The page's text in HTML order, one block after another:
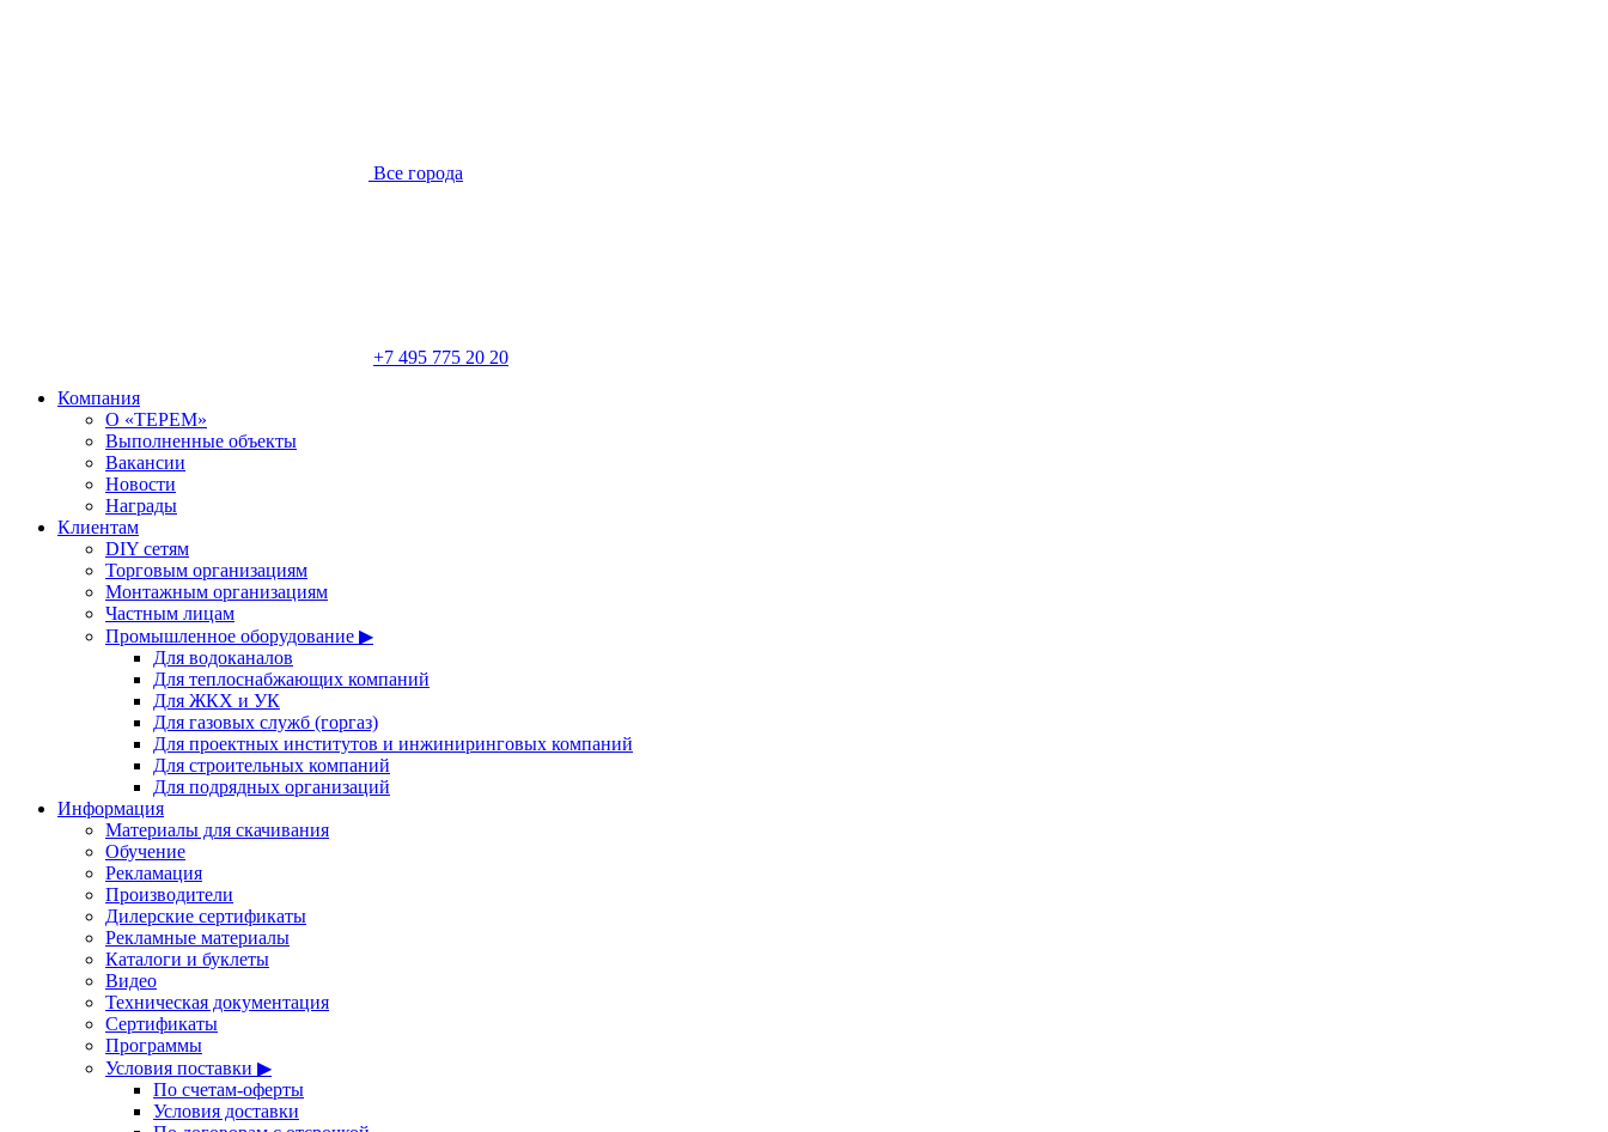
Все города
+7 495 775 20 20
Компания
О «ТЕРЕМ»
Выполненные объекты
Вакансии
Новости
Награды
Клиентам
DIY сетям
Торговым организациям
Монтажным организациям
Частным лицам
Промышленное оборудование ▶
Для водоканалов
Для теплоснабжающих компаний
Для ЖКХ и УК
Для газовых служб (горгаз)
Для проектных институтов и инжиниринговых компаний
Для строительных компаний
Для подрядных организаций
Информация
Материалы для скачивания
Обучение
Рекламация
Производители
Дилерские сертификаты
Рекламные материалы
Каталоги и буклеты
Видео
Техническая документация
Сертификаты
Программы
Условия поставки ▶
По счетам-оферты
Условия доставки